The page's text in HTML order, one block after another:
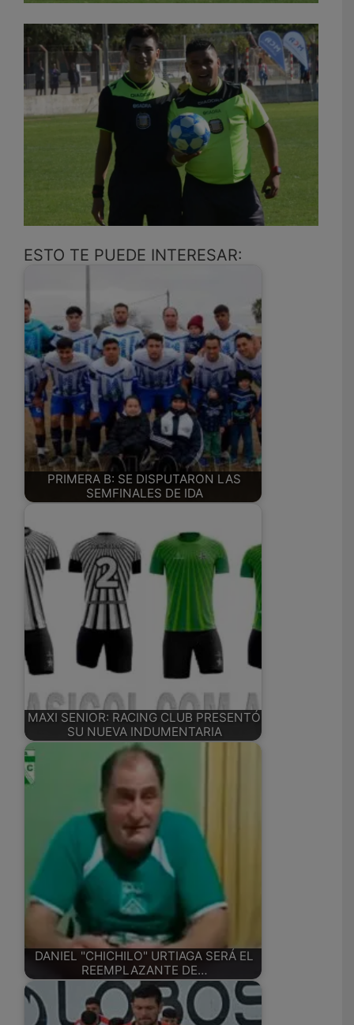
ESTO TE PUEDE INTERESAR:
PRIMERA B: SE DISPUTARON LAS
SEMFINALES DE IDA
MAXI SENIOR: RACING CLUB PRESENTÓ
SU NUEVA INDUMENTARIA
DANIEL "CHICHILO" URTIAGA SERÁ EL
REEMPLAZANTE DE…